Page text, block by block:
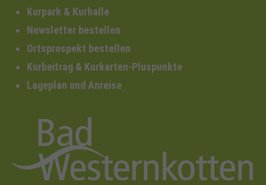
Kurpark & Kurhalle
Newsletter bestellen
Ortsprospekt bestellen
Kurbeitrag & Kurkarten-Pluspunkte
Lageplan und Anreise